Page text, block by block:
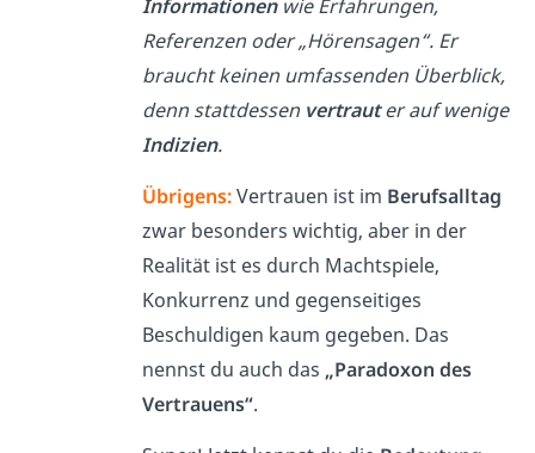
Informationenwie Erfahrungen,
Referenzen oder „Hörensagen“. Er
braucht keinen umfassenden Überblick,
denn stattdessen vertrauter auf wenige
Indizien.
Übrigens:Vertrauen ist im Berufsalltag
zwar besonders wichtig, aber in der
Realität ist es durch Machtspiele,
Konkurrenz und gegenseitiges
Beschuldigen kaum gegeben. Das
nennst du auch das „Paradoxon des
Vertrauens“.